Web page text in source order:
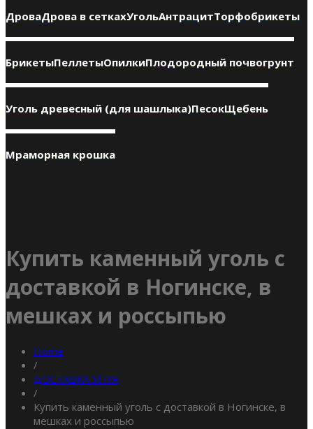
ДроваДрова в сеткахУгольАнтрацитТорфобрикеты
БрикетыПеллетыОпилкиПлодородный почвогрунт
Уголь древесный (для шашлыка)ПесокЩебень
Мраморная крошка
Купить каменный уголь с
доставкой в Ногинске, в
мешках и россыпью
Home
/
ДОСТАВКА УГЛЯ
/
Купить каменный уголь с доставкой в Ногинске, в
мешках и россыпью